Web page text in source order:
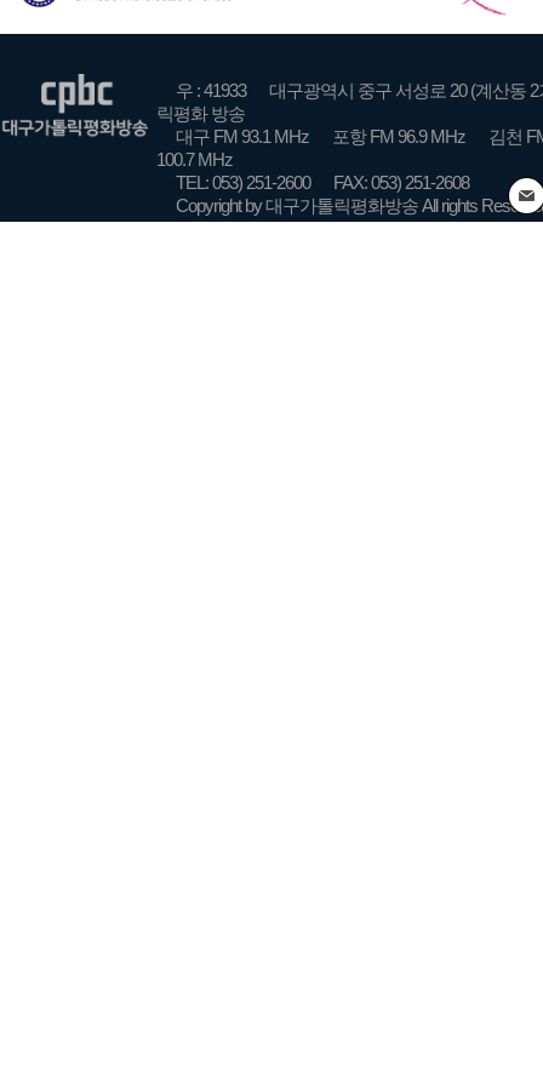
우 : 41933
대구광역시 중구 서성로 20 (계산동 2
릭평화 방송
대구 FM 93.1 MHz
포항 FM 96.9 MHz
김천
100.7 MHz
TEL: 053) 251-2600
FAX: 053) 251-2608
Copyright by 대구가톨릭평화방송 All rights